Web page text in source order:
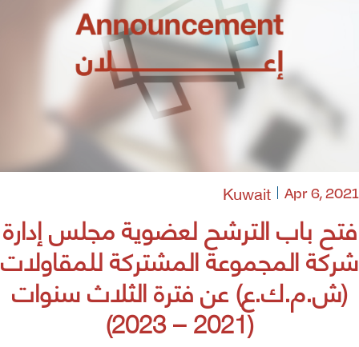
فتح باب الترشح لعضوية مجلس إدارة
شركة المجموعة المشتركة للمقاولات
(ش.م.ك.ع) عن فترة الثلاث سنوات
(2021 – 2023)
Apr 6, 2021
Kuwait